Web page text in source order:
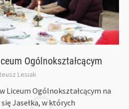
Ogólnokształcącym
Lesiak
Liceum Ogólnokształcącym na
Jasełka, w których